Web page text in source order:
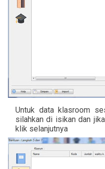
Untuk data klasroom
silahkan di isikan dan
klik selanjutnya